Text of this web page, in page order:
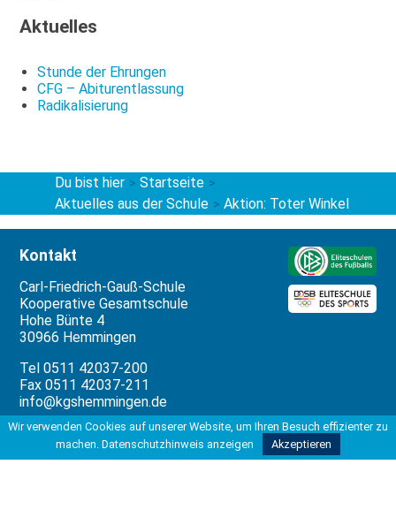
Aktuelles
Stunde der Ehrungen
CFG – Abiturentlassung
Radikalisierung
Du bist hier > Startseite >
Aktuelles aus der Schule > Aktion: Toter Winkel
Kontakt
Carl-Friedrich-Gauß-Schule
Kooperative Gesamtschule
Hohe Bünte 4
30966 Hemmingen
Tel 0511 42037-200
Fax 0511 42037-211
info@kgshemmingen.de
Rechtliches
Impressum
Wir verwenden Cookies auf unserer Website, um Ihren Besuch effizienter zu
machen. Datenschutzhinweis anzeigen Akzeptieren